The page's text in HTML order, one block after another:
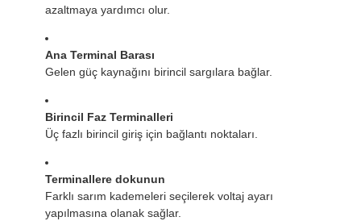
azaltmaya yardımcı olur.
Ana Terminal Barası
Gelen güç kaynağını birincil sargılara bağlar.
Birincil Faz Terminalleri
Üç fazlı birincil giriş için bağlantı noktaları.
Terminallere dokunun
Farklı sarım kademeleri seçilerek voltaj ayarı
yapılmasına olanak sağlar.